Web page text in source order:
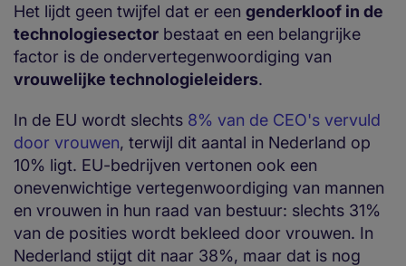
Het lijdt geen twijfel dat er een genderkloof in de
technologiesector bestaat en een belangrijke
factor is de ondervertegenwoordiging van
vrouwelijke technologieleiders.
In de EU wordt slechts 8% van de CEO's vervuld
door vrouwen, terwijl dit aantal in Nederland op
10% ligt. EU-bedrijven vertonen ook een
onevenwichtige vertegenwoordiging van mannen
en vrouwen in hun raad van bestuur: slechts 31%
van de posities wordt bekleed door vrouwen. In
Nederland stijgt dit naar 38%, maar dat is nog